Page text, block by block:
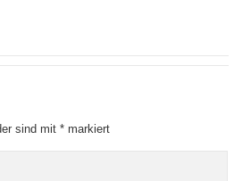
sind mit * markiert